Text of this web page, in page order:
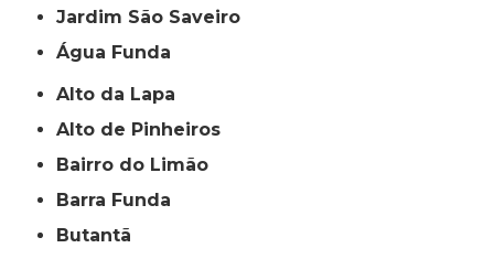
jardim São Saveiro
Água Funda
Alto da Lapa
Alto de Pinheiros
Bairro do Limão
Barra Funda
Butantã